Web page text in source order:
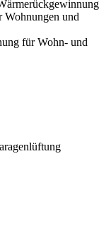
und
für Wohn- und